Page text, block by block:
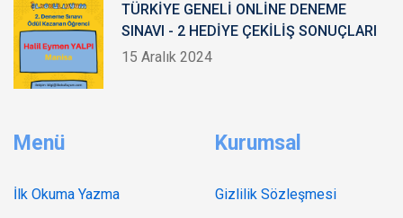
TÜRKİYE GENELİ ONLİNE DENEME
SINAVI - 2 HEDİYE ÇEKİLİŞ SONUÇLARI
15 Aralık 2024
Menü
İlk Okuma Yazma
Kurumsal
Gizlilik Sözleşmesi